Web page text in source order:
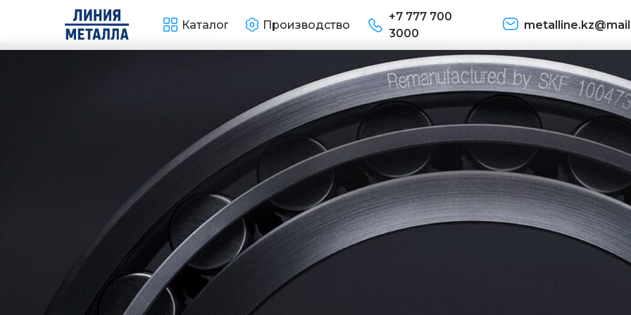
Каталог Производство
+7 777 700
3000
Получить расчет Контакты